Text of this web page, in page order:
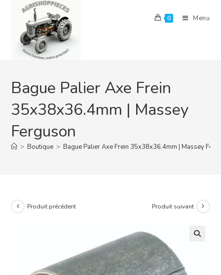
content
0 Menu
Bague Palier Axe Frein
35x38x36.4mm | Massey
Ferguson
> Boutique > Bague Palier Axe Frein 35x38x36.4mm | Massey
Produit précédent Produit suivant